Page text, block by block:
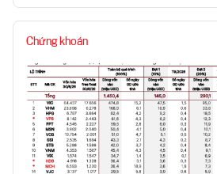
Chứng khoán